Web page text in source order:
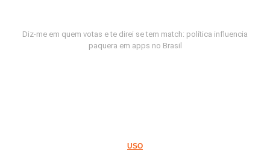
Diz-me em quem votas e te direi se tem match: política influencia
paquera em apps no Brasil
USO